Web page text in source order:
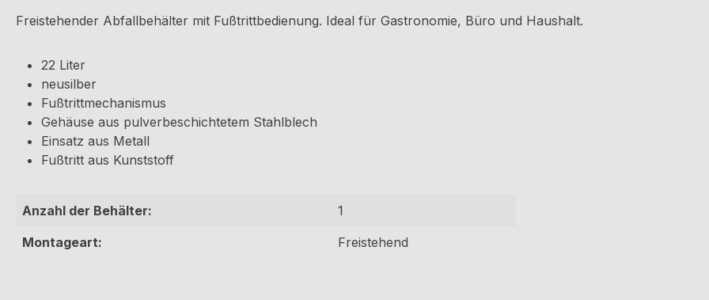
Freistehender Abfallbehälter mit Fußtrittbedienung. Ideal für Gastronomie, Büro und Haushalt.
22 Liter
neusilber
Fußtrittmechanismus
Gehäuse aus pulverbeschichtetem Stahlblech
Einsatz aus Metall
Fußtritt aus Kunststoff
Anzahl der Behälter:
1
Montageart:
Freistehend